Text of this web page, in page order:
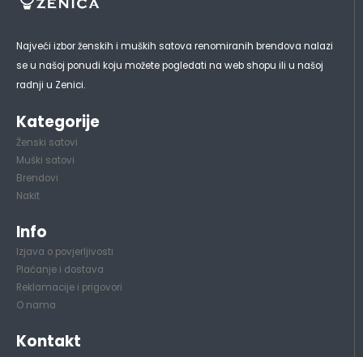
Najveći izbor ženskih i muških satova renomiranih brendova nalazi
se u našoj ponudi koju možete pogledati na web shopu ili u našoj
radnji u Zenici.
Kategorije
Ženski satovi
Muški satovi
Brendovi
Nakit
Info
Izjava o povjerljivosti
Plaćanje i dostava
Reklamacije i prigovori
O nama
Kontakt